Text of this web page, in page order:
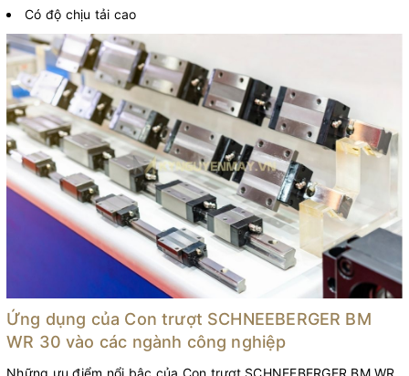
Có độ chịu tải cao
Ứng dụng của Con trượt SCHNEEBERGER BM
WR 30 vào các ngành công nghiệp
Những ưu điểm nổi bậc của Con trượt SCHNEEBERGER BM WR